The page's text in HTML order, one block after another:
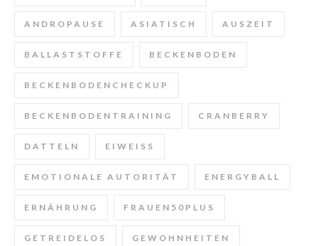
ANDROPAUSE ASIATISCH AUSZEIT
BALLASTSTOFFE BECKENBODEN
BECKENBODENCHECKUP
BECKENBODENTRAINING CRANBERRY
DATTELN EIWEISS
EMOTIONALE AUTORITÄT ENERGYBALL
ERNÄHRUNG FRAUEN50PLUS
GETREIDELOS GEWOHNHEITEN